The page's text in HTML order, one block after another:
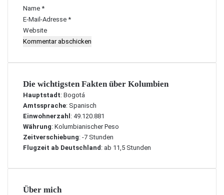
r
*
Name *
E-Mail-Adresse *
Website
Die wichtigsten Fakten über Kolumbien
Hauptstadt: Bogotá
Amtssprache: Spanisch
Einwohnerzahl : 49.120.881
Währung: Kolumbianischer Peso
Zeitverschiebung: -7 Stunden
Flugzeit ab Deutschland : ab 11,5 Stunden
Über mich